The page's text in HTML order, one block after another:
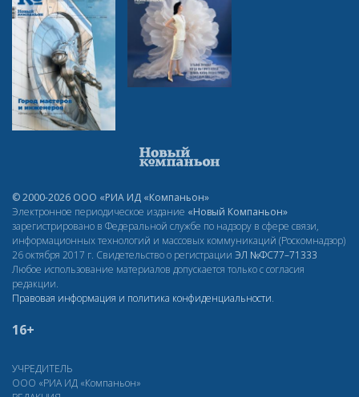
© 2000-2026 ООО «РИА ИД «Компаньон»
Электронное периодическое издание «Новый Компаньон»
зарегистрировано в Федеральной службе по надзору в сфере связи,
информационных технологий и массовых коммуникаций (Роскомнадзор)
26 октября 2017 г. Свидетельство о регистрации ЭЛ №ФС77–71333
Любое использование материалов допускается только с согласия
редакции.
Правовая информация и политика конфиденциальности.
16+
УЧРЕДИТЕЛЬ
ООО «РИА ИД «Компаньон»